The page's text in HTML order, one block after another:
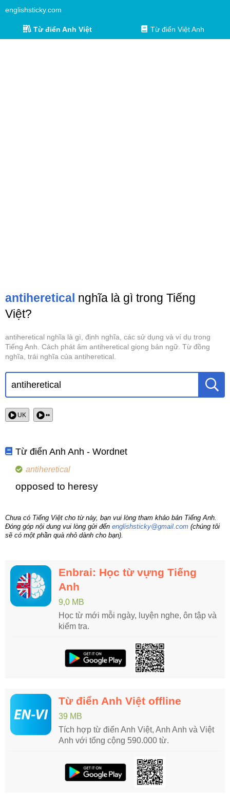
englishsticky.com
Từ điển Anh Việt Từ điển Việt Anh
antiheretical nghĩa là gì trong Tiếng
Việt?
antiheretical nghĩa là gì, định nghĩa, các sử dụng và ví dụ trong
Tiếng Anh. Cách phát âm antiheretical giọng bản ngữ. Từ đồng
nghĩa, trái nghĩa của antiheretical.
UK ••
Từ điển Anh Anh - Wordnet
antiheretical
opposed to heresy
Chưa có Tiếng Việt cho từ này, bạn vui lòng tham khảo bản Tiếng Anh.
Đóng góp nội dung vui lòng gửi đến englishsticky@gmail.com (chúng tôi
sẽ có một phần quà nhỏ dành cho bạn).
Enbrai: Học từ vựng Tiếng
Anh
9,0 MB
Học từ mới mỗi ngày, luyện nghe, ôn tập và
kiểm tra.
Từ điển Anh Việt offline
39 MB
Tích hợp từ điển Anh Việt, Anh Anh và Việt
Anh với tổng cộng 590.000 từ.